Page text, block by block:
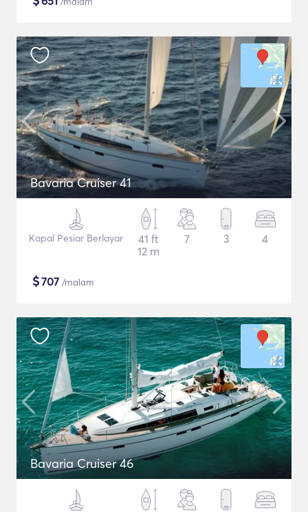
Bavaria Cruiser 41
Kapal Pesiar Berlayar
41 ft
12 m
7 3 4
$707 /malam
Bavaria Cruiser 46